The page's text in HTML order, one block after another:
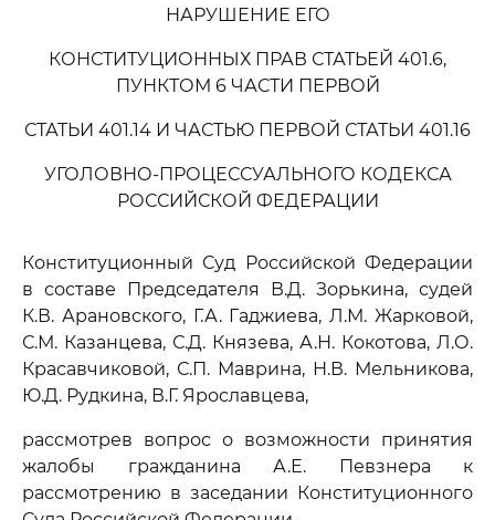
НАРУШЕНИЕ ЕГО
КОНСТИТУЦИОННЫХ ПРАВ СТАТЬЕЙ 401.6,
ПУНКТОМ 6 ЧАСТИ ПЕРВОЙ
СТАТЬИ 401.14 И ЧАСТЬЮ ПЕРВОЙ СТАТЬИ 401.16
УГОЛОВНО-ПРОЦЕССУАЛЬНОГО КОДЕКСА
РОССИЙСКОЙ ФЕДЕРАЦИИ
Конституционный Суд Российской Федерации
в составе Председателя В.Д. Зорькина, судей
К.В. Арановского, Г.А. Гаджиева, Л.М. Жарковой,
С.М. Казанцева, С.Д. Князева, А.Н. Кокотова, Л.О.
Красавчиковой, С.П. Маврина, Н.В. Мельникова,
Ю.Д. Рудкина, В.Г. Ярославцева,
рассмотрев вопрос о возможности принятия
жалобы гражданина А.Е. Певзнера к
рассмотрению в заседании Конституционного